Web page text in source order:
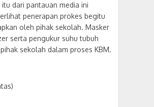
itu dari pantauan media ini
penerapan prokes begitu
oleh pihak sekolah. Masker
serta pengukur suhu tubuh
sekolah dalam proses KBM.